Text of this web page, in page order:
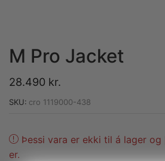
M Pro Jacket
28.490 kr.
SKU: cro 1119000-438
Þessi vara er ekki til á lager
er.